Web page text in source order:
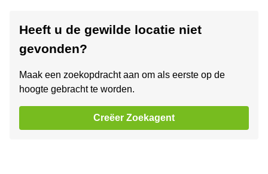
Heeft u de gewilde locatie niet
gevonden?
Maak een zoekopdracht aan om als eerste op de
hoogte gebracht te worden.
Creëer Zoekagent